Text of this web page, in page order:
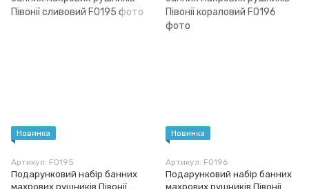
Новинка
Артикул: F0195
Подарунковий набір банних
махрових рушників Півонії
Новинка
Артикул: F0196
Подарунковий набір банних
махрових рушників Півонії